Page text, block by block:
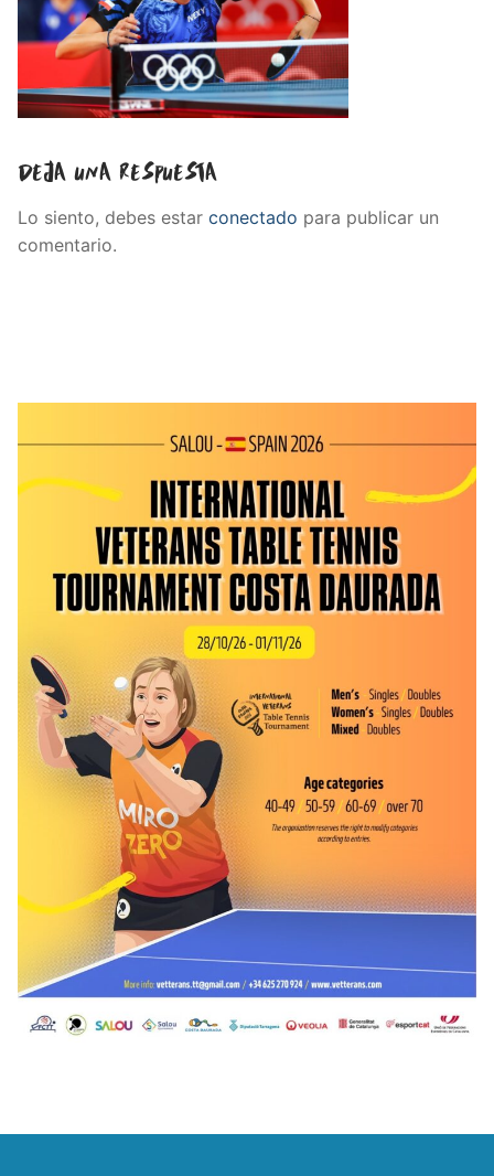
Deja una respuesta
Lo siento, debes estar conectado para publicar un
comentario.